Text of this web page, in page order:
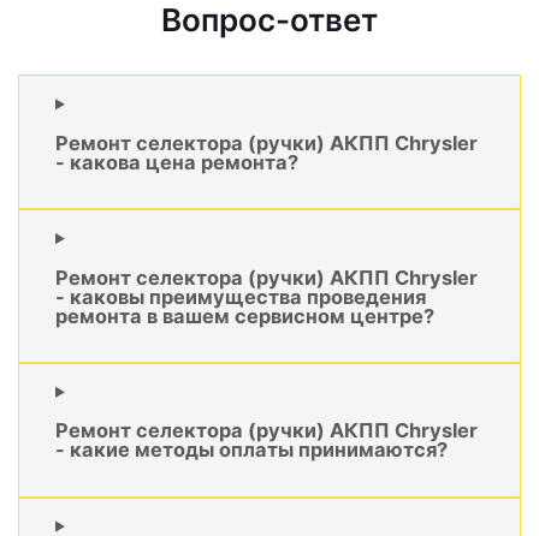
Вопрос-ответ
Ремонт селектора (ручки) АКПП Chrysler
- какова цена ремонта?
Ремонт селектора (ручки) АКПП Chrysler
- каковы преимущества проведения
ремонта в вашем сервисном центре?
Ремонт селектора (ручки) АКПП Chrysler
- какие методы оплаты принимаются?